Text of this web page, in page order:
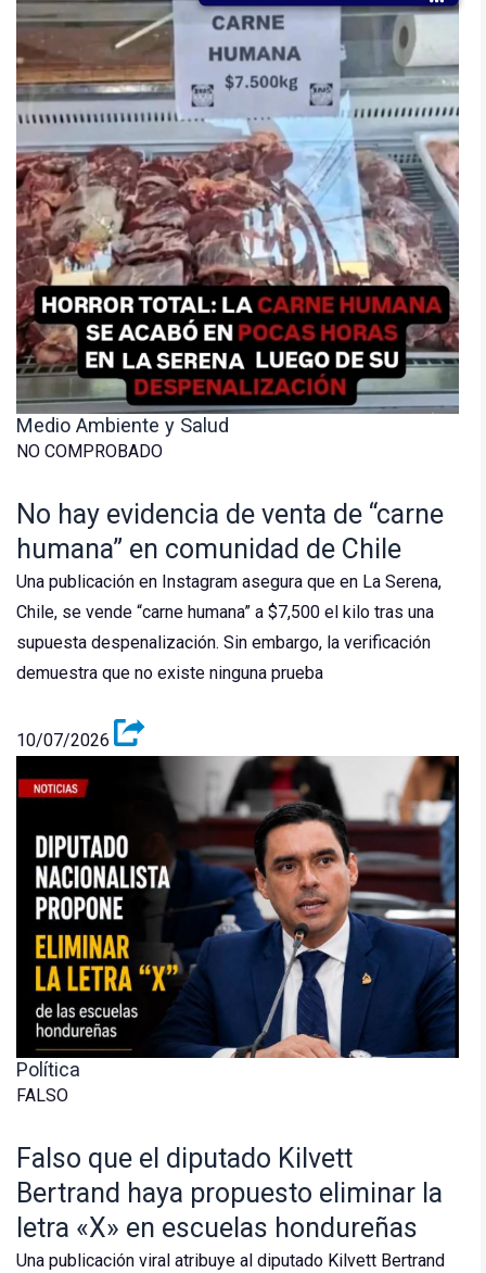
Medio Ambiente y Salud
NO COMPROBADO
No hay evidencia de venta de “carne
humana” en comunidad de Chile
Una publicación en Instagram asegura que en La Serena,
Chile, se vende “carne humana” a $7,500 el kilo tras una
supuesta despenalización. Sin embargo, la verificación
demuestra que no existe ninguna prueba
10/07/2026
Política
FALSO
Falso que el diputado Kilvett
Bertrand haya propuesto eliminar la
letra «X» en escuelas hondureñas
Una publicación viral atribuye al diputado Kilvett Bertrand